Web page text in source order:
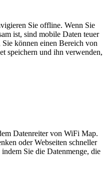
Sie offline. Wenn Sie
ist, sind mobile Daten teuer
können einen Bereich von
speichern und ihn verwenden,
Datenreiter von WiFi Map.
oder Webseiten schneller
Sie die Datenmenge, die